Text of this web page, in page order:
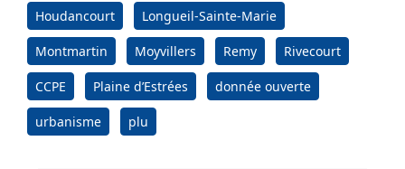
Houdancourt Longueil-Sainte-Marie
Montmartin Moyvillers Remy Rivecourt
CCPE Plaine d’Estrées donnée ouverte
urbanisme plu